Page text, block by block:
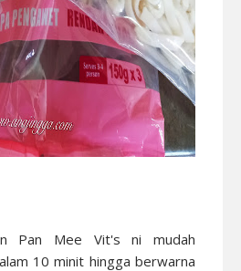
Pan Mee Vit's ni mudah
10 minit hingga berwarna